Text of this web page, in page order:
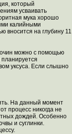
который
усваивать
мука хорошо
калийными
вносится на глубину 11
можно с помощью
планируется
уксуса. Если слышно
На данный момент
процесс никогда не
дождей. Особенно
и суглинки.